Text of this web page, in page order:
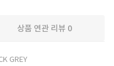
상품 연관 리뷰 0
GREY